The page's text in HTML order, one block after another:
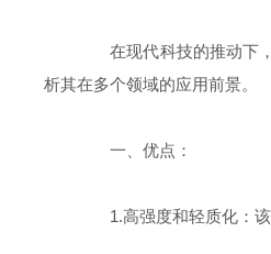
在现代科技的推动下，
析其在多个领域的应用前景。
一、优点：
1.高强度和轻质化：该